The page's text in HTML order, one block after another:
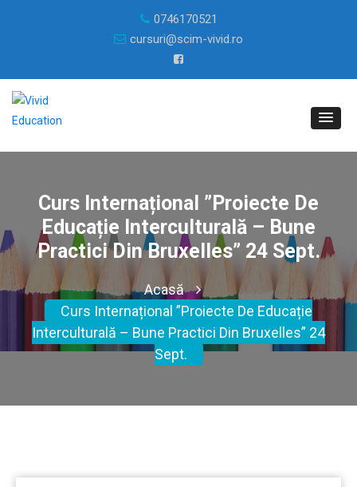
0746170521
cursuri@scim-vivid.ro
Curs Internațional ”Proiecte De
Educație Interculturală – Bune
Practici Din Bruxelles” 24 Sept.
Acasă
Curs Internațional ”Proiecte De Educație
Interculturală – Bune Practici Din Bruxelles” 24
Sept.